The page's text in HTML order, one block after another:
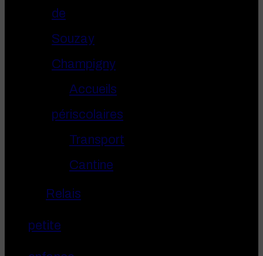
de
Souzay
Champigny
Accueils
périscolaires
Transport
Cantine
Relais
petite